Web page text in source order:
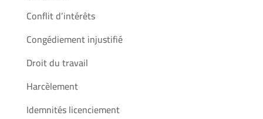
Conflit d’intérêts
Congédiement injustifié
Droit du travail
Harcèlement
Idemnités licenciement